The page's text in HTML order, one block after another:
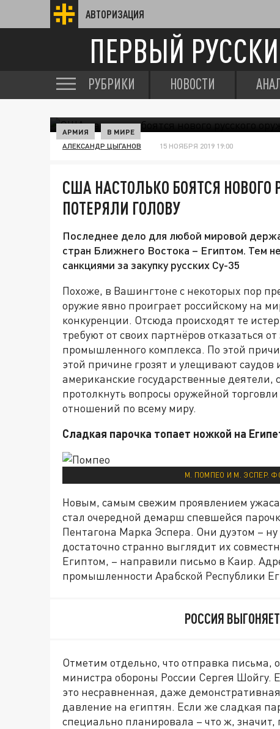
АВТОРИЗАЦИЯ
ПЕРВЫЙ
РУБРИКИ НОВОСТИ
АРМИЯ В МИРЕ
АЛЕКСАНДР ЦЫГАНОВ 15 НОЯБРЯ 2019 19:00
США НАСТОЛЬКО БОЯТСЯ НОВОГО
ПОТЕРЯЛИ ГОЛОВУ
Последнее дело для любой мировой
стран Ближнего Востока – Египтом. Тем
санкциями за закупку русских Су-35
Похоже, в Вашингтоне с некоторых пор
оружие явно проиграет российскому на
конкуренции. Отсюда происходят те
требуют от своих партнёров отказаться
промышленного комплекса. По этой
этой причине грозят и улещивают
американские государственные
протолкнуть вопросы оружейной
отношений по всему миру.
Сладкая парочка топает ножкой на
М. ПОМПЕО И М. ЭСПЕР.
Новым, самым свежим проявлением
стал очередной демарш спевшейся
Пентагона Марка Эспера. Они дуэтом –
достаточно странно выглядит их
Египтом, – направили письмо в Каир.
промышленности Арабской Республики
РОССИЯ
Отметим отдельно, что отправка письма,
министра обороны России Сергея Шойгу.
это несравненная, даже
давление на египтян. Если же сладкая
специально планировала – что ж, значит,